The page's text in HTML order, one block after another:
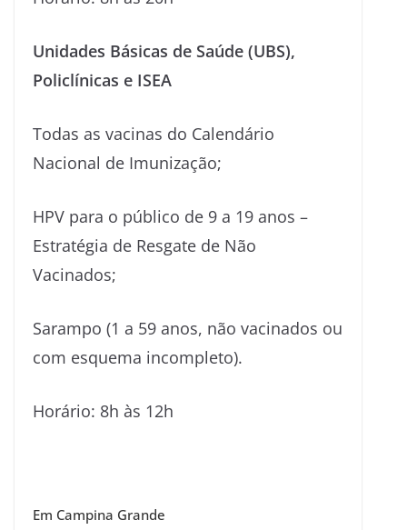
Unidades Básicas de Saúde (UBS),
Policlínicas e ISEA
Todas as vacinas do Calendário
Nacional de Imunização;
HPV para o público de 9 a 19 anos –
Estratégia de Resgate de Não
Vacinados;
Sarampo (1 a 59 anos, não vacinados ou
com esquema incompleto).
Horário: 8h às 12h
Em Campina Grande